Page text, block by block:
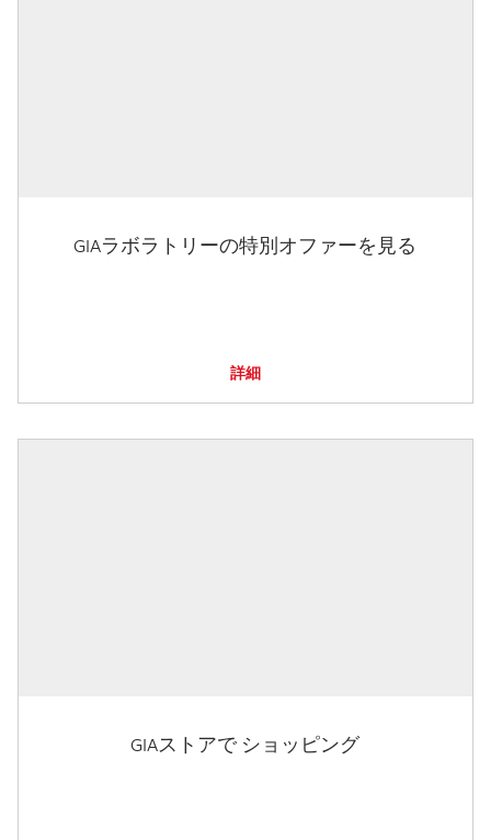
GIAラボラトリーの特別オファーを見る
詳細
GIAストアで ショッピング